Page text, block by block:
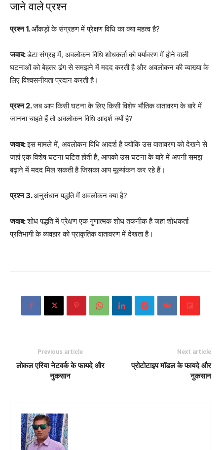
जाने वाले प्रश्न
प्रश्न 1.आँकड़ों के संग्रहण में प्रेक्षण विधि का क्या महत्व है?
जवाब:डेटा संग्रह में, अवलोकन विधि शोधकर्ता को पर्यावरण में होने वाली
घटनाओं को बेहतर ढंग से समझने में मदद करती है और अवलोकन की व्याख्या के
लिए विश्वसनीयता प्रदान करती है।
प्रश्न 2.जब आप किसी घटना के लिए किसी विशेष भौतिक वातावरण के बारे में
जानना चाहते हैं तो अवलोकन विधि आदर्श क्यों है?
जवाब:इस मामले में, अवलोकन विधि आदर्श है क्योंकि उस वातावरण को देखने से
जहां एक विशेष घटना घटित होती है, आपको उस घटना के बारे में अपनी समझ
बढ़ाने में मदद मिल सकती है जिसका आप मूल्यांकन कर रहे हैं।
प्रश्न 3.अनुसंधान पद्धति में अवलोकन क्या है?
जवाब:शोध पद्धति में प्रेक्षण एक गुणात्मक शोध तकनीक है जहां शोधकर्ता
प्रतिभागी के व्यवहार को प्राकृतिक वातावरण में देखता है।
Previous article
लोकल एरिया नेटवर्क के फायदे और
नुकसान
Next article
प्रोटोटाइप मॉडल के फायदे और
नुकसान